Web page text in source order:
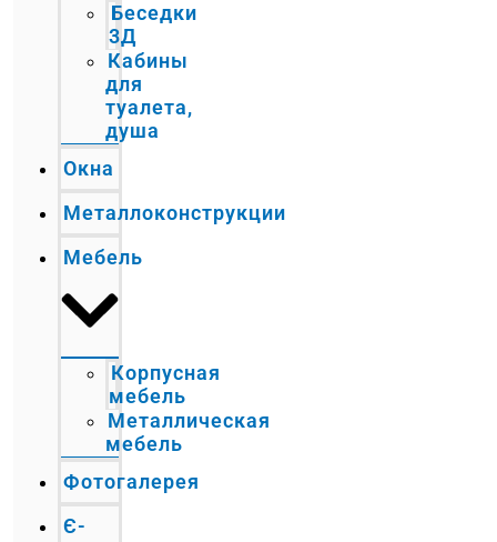
Беседки
3Д
Кабины
для
туалета,
душа
Окна
Металлоконструкции
Мебель
Корпусная
мебель
Металлическая
мебель
Фотогалерея
Є-